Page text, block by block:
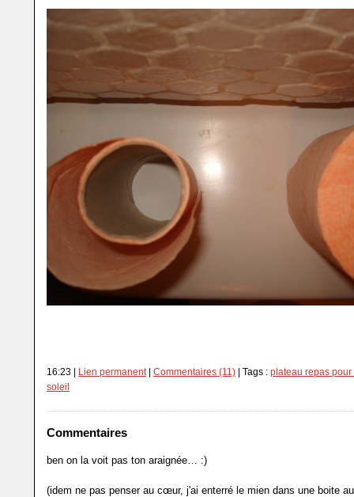
16:23 | Lien permanent| Commentaires (11) | Tags : plateau repas pour
soleil
Commentaires
ben on la voit pas ton araignée… :)
(idem ne pas penser au cœur, j'ai enterré le mien dans une boite